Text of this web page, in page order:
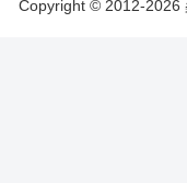
Copyright © 2012-2026